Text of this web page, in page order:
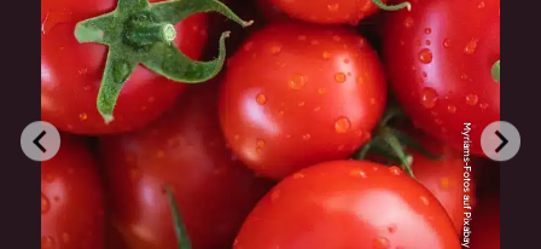
Myriams-Fotos auf Pixabay